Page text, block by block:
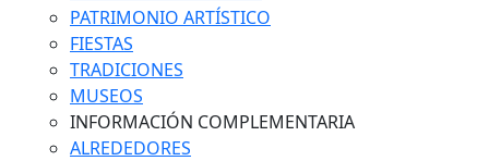
PATRIMONIO ARTÍSTICO
FIESTAS
TRADICIONES
MUSEOS
INFORMACIÓN COMPLEMENTARIA
ALREDEDORES